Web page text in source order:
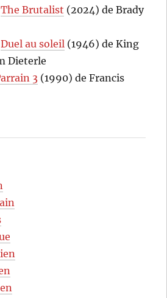
The Brutalist (2024) de Brady
Duel au soleil (1946) de King
Dieterle
3 (1990) de Francis